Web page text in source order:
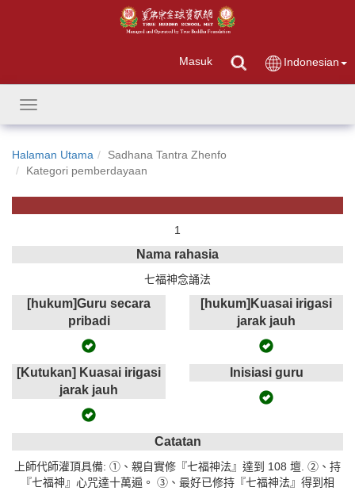
Masuk Indonesian
Toggle
navigation
Halaman Utama
Sadhana Tantra Zhenfo
Kategori pemberdayaan
1
Nama rahasia
七福神念誦法
[hukum]Guru secara
pribadi
[hukum]Kuasai irigasi
jarak jauh
[Kutukan] Kuasai irigasi
jarak jauh
Inisiasi guru
Catatan
上師代師灌頂具備: ①、親自實修『七福神法』達到 108 壇. ②、持
『七福神』心咒達十萬遍。 ③、最好已修持『七福神法』得到相